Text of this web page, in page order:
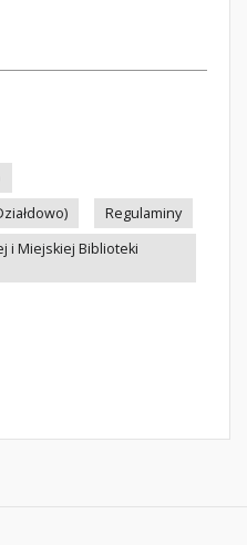
Regulaminy
i Miejskiej Biblioteki